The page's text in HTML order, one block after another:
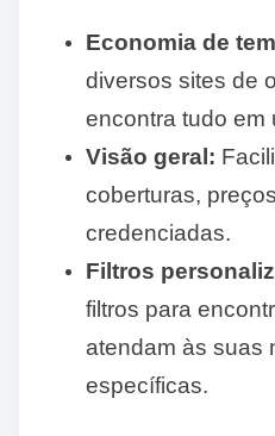
Economia de
diversos sites de
encontra tudo em
Visão geral:
coberturas,
credenciadas.
Filtros
filtros para
atendam às suas
específicas.